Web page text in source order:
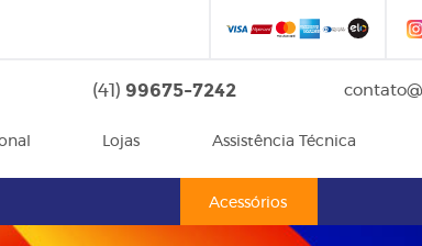
(41) 99675-7242
Lojas Assistência Técnica
Acessórios